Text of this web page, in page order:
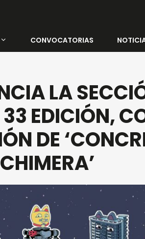
UMA
CONVOCATORIAS
LA
EDICIÓN,
DE